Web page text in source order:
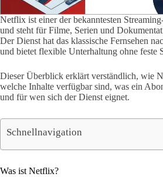
Netflix ist einer der bekanntesten
und steht für Filme, Serien und
Der Dienst hat das klassische Fernsehen
und bietet flexible Unterhaltung ohne feste
Dieser Überblick erklärt verständlich, wie
welche Inhalte verfügbar sind, was ein
und für wen sich der Dienst eignet.
Schnellnavigation
Was ist Netflix?